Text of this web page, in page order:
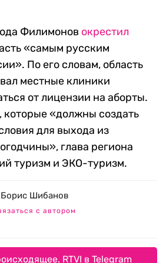
Филимонов окрестил
«самым русским
По его словам, область
местные клиники
от лицензии на аборты.
«должны создать
для выхода из
глава региона
туризм и ЭКО-туризм.
Борис Шибанов
с автором
RTVI в Telegram